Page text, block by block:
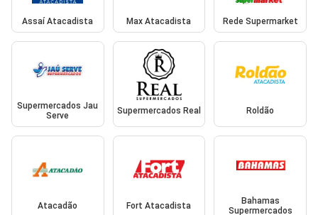
Assaí Atacadista Max Atacadista Rede Supermarket
Supermercados Jau
Serve
Supermercados Real Roldão
Atacadão Fort Atacadista
Bahamas
Supermercados